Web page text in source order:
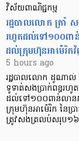
វិស័យ​ពាណិជ្ជកម្ម
រដ្ឋបាលលោក ត្រាំ ស
រហូតដល់ទៅ១០០ពាន់
ដល់ក្រុមហ៊ុនអាម៉េរិក
5 hours ago
រដ្ឋបាលលោក ដូណាល់
ទូទាត់សងប្រាក់ពន្ធរហូត
ដល់ទៅ១០០ពាន់លានដុ
ក្រុមហ៊ុនអាម៉េរិក នៃប្រ
ត្រូវសងត្រលប់សរុប១